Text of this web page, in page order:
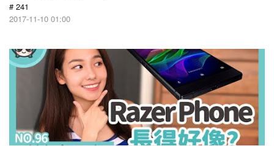
# 241
2017-11-10 01:00